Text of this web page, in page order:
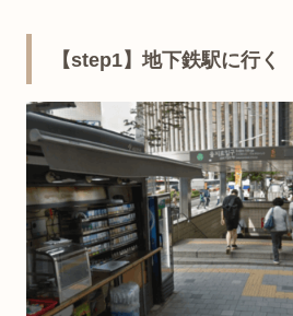
【step1】地下鉄駅に行く